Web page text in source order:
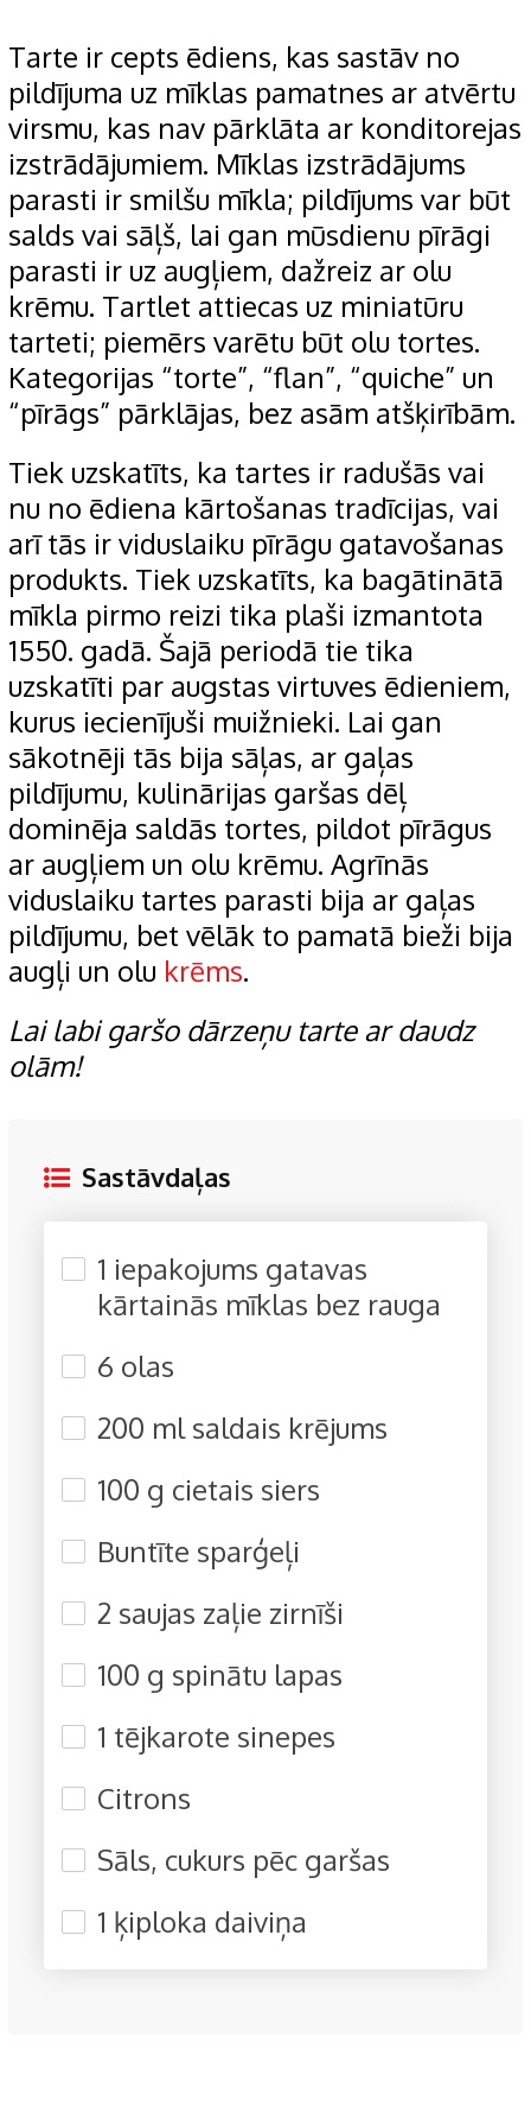
Tarte ir cepts ēdiens, kas sastāv no
pildījuma uz mīklas pamatnes ar atvērtu
virsmu, kas nav pārklāta ar konditorejas
izstrādājumiem. Mīklas izstrādājums
parasti ir smilšu mīkla; pildījums var būt
salds vai sāļš, lai gan mūsdienu pīrāgi
parasti ir uz augļiem, dažreiz ar olu
krēmu. Tartlet attiecas uz miniatūru
tarteti; piemērs varētu būt olu tortes.
Kategorijas “torte”, “flan”, “quiche” un
“pīrāgs” pārklājas, bez asām atšķirībām.
Tiek uzskatīts, ka tartes ir radušās vai
nu no ēdiena kārtošanas tradīcijas, vai
arī tās ir viduslaiku pīrāgu gatavošanas
produkts. Tiek uzskatīts, ka bagātinātā
mīkla pirmo reizi tika plaši izmantota
1550. gadā. Šajā periodā tie tika
uzskatīti par augstas virtuves ēdieniem,
kurus iecienījuši muižnieki. Lai gan
sākotnēji tās bija sāļas, ar gaļas
pildījumu, kulinārijas garšas dēļ
dominēja saldās tortes, pildot pīrāgus
ar augļiem un olu krēmu. Agrīnās
viduslaiku tartes parasti bija ar gaļas
pildījumu, bet vēlāk to pamatā bieži bija
augļi un olu krēms.
Lai labi garšo dārzeņu tarte ar daudz
olām!
Sastāvdaļas
1 iepakojums gatavas
kārtainās mīklas bez rauga
6 olas
200 ml saldais krējums
100 g cietais siers
Buntīte sparģeļi
2 saujas zaļie zirnīši
100 g spinātu lapas
1 tējkarote sinepes
Citrons
Sāls, cukurs pēc garšas
1 ķiploka daiviņa